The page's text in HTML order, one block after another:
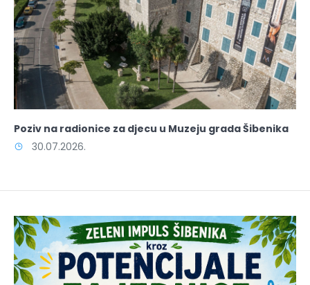
Poziv na radionice za djecu u Muzeju grada Šibenika
30.07.2026.